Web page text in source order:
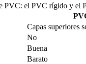
PVC: el PVC rígido y el
Capas superiores
No
Buena
Barato